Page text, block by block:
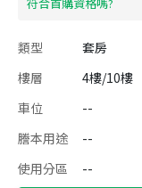
類型 套房
樓層
4樓/10樓
車位
--
謄本用途
--
使用分區
--